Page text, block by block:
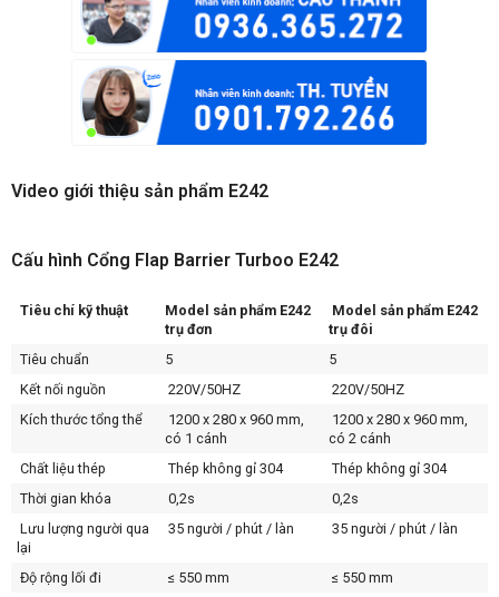
Video giới thiệu sản phẩm E242
Cấu hình Cổng Flap Barrier Turboo E242
Tiêu chí kỹ thuật
Model sản phẩm E242
trụ đơn
Model sản phẩm E242
trụ đôi
Tiêu chuẩn
5
5
Kết nối nguồn
220V/50HZ
220V/50HZ
Kích thước tổng thể
1200 x 280 x 960 mm,
có 1 cánh
1200 x 280 x 960 mm,
có 2 cánh
Chất liệu thép
Thép không gỉ 304
Thép không gỉ 304
Thời gian khóa
0,2s
0,2s
Lưu lượng người qua
lại
35 người / phút / làn 35 người / phút / làn
Độ rộng lối đi ≤ 550 mm
≤ 550 mm